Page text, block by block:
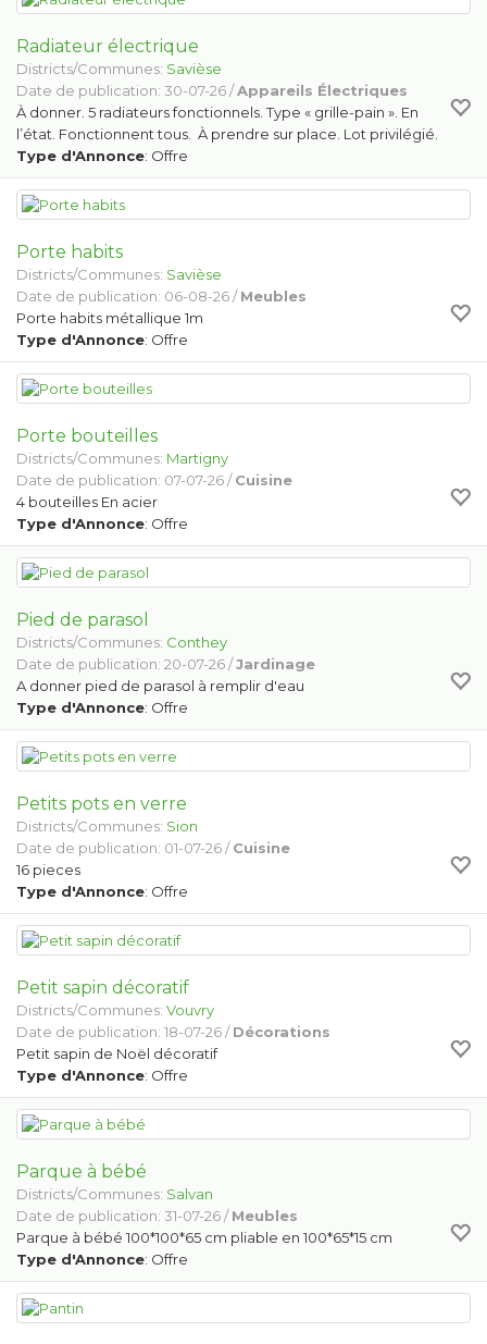
Radiateur électrique
Districts/Communes: Savièse
Date de publication: 30-07-26 /Appareils Électriques
À donner. 5 radiateurs fonctionnels. Type « grille-pain ». En
l’état. Fonctionnent tous. À prendre sur place. Lot privilégié.
Type d'Annonce: Offre
Porte habits
Districts/Communes: Savièse
Date de publication: 06-08-26 /Meubles
Porte habits métallique 1m
Type d'Annonce: Offre
Porte bouteilles
Districts/Communes: Martigny
Date de publication: 07-07-26 /Cuisine
4 bouteilles En acier
Type d'Annonce: Offre
Pied de parasol
Districts/Communes: Conthey
Date de publication: 20-07-26 /Jardinage
A donner pied de parasol à remplir d'eau
Type d'Annonce: Offre
Petits pots en verre
Districts/Communes: Sion
Date de publication: 01-07-26 /Cuisine
16 pieces
Type d'Annonce: Offre
Petit sapin décoratif
Districts/Communes: Vouvry
Date de publication: 18-07-26 /Décorations
Petit sapin de Noël décoratif
Type d'Annonce: Offre
Parque à bébé
Districts/Communes: Salvan
Date de publication: 31-07-26 /Meubles
Parque à bébé 100*100*65 cm pliable en 100*65*15 cm
Type d'Annonce: Offre